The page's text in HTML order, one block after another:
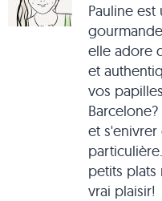
Pauline
elle adore
et
vos
et
petits plats
vrai plaisir!